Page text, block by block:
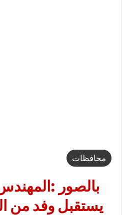
محافظات
بالصور
يستقبل وفد من